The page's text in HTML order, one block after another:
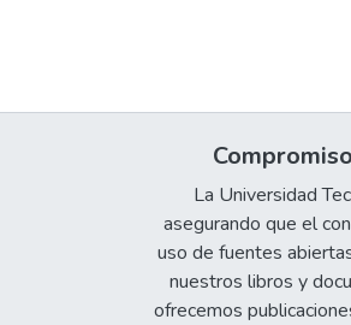
La Universidad
asegurando que el
uso de fuentes
nuestros libros y
ofrecemos